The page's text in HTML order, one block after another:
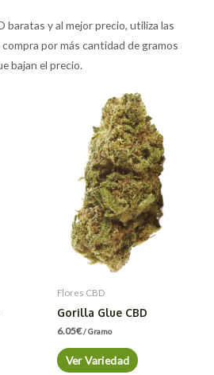
baratas y al mejor precio, utiliza las
por más cantidad de gramos
bajan el precio.
Flores CBD
Gorilla Glue CBD
6.05€/ Gramo
Ver Variedad